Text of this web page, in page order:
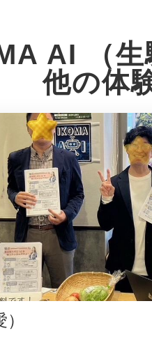
AI （生
他の体